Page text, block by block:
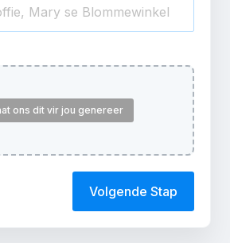
ons dit vir jou genereer
Volgende Stap